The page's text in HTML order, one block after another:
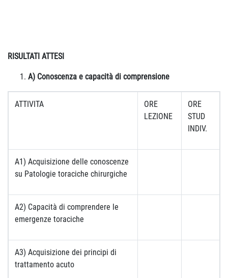
RISULTATI ATTESI
A) Conoscenza e capacità di comprensione
ATTIVITA
ORE
LEZIONE
ORE
STUD
INDIV.
A1) Acquisizione delle conoscenze
su Patologie toraciche chirurgiche
A2) Capacità di comprendere le
emergenze toraciche
A3) Acquisizione dei principi di
trattamento acuto